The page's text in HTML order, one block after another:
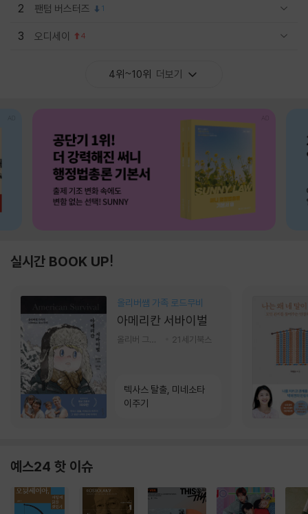
2 팬텀 버스터즈 1
3 오디세이 4
4위~10위 더보기
실시간 BOOK UP!
올리버쌤 가족 로드무비
아메리칸 서바이벌
21세기북스
텍사스 탈출, 미네소타
이주기
예스24 핫 이슈